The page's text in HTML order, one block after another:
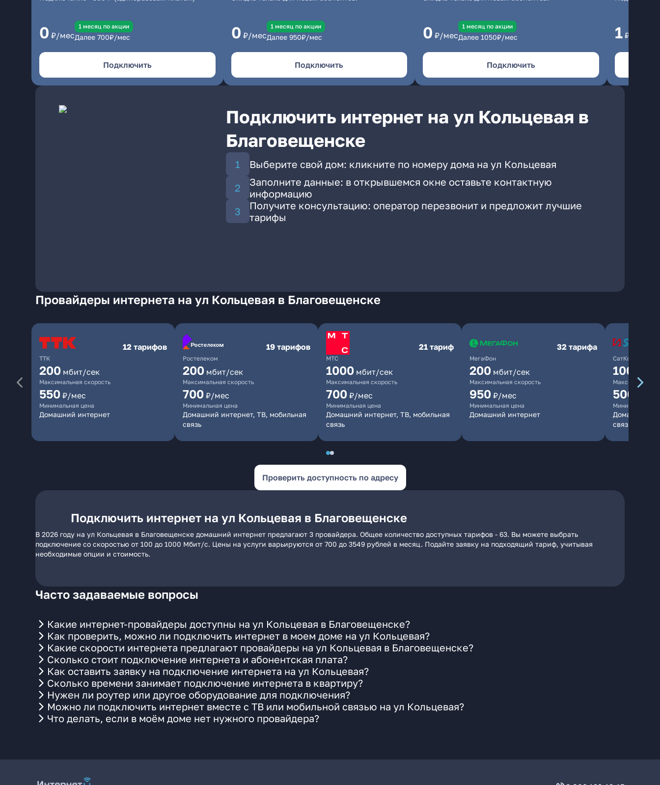
0 ₽/мес
1 месяц по акции
Далее 700₽/мес
Подключить
0 ₽/мес
1 месяц по акции
Далее 950₽/мес
Подключить
0 ₽/мес
1 месяц по акции
Далее 1050₽/мес
Подключить
1 ₽/мес
Подключить интернет на ул Кольцевая в
Благовещенске
Выберите свой дом: кликните по номеру дома на ул Кольцевая
Заполните данные: в открывшемся окне оставьте контактную
информацию
Получите консультацию: оператор перезвонит и предложит лучшие
тарифы
Провайдеры интернета на ул Кольцевая в Благовещенске
ТТК
12 тарифов
200 мбит/сек
Максимальная скорость
550 ₽/мес
Минимальная цена
Домашний интернет
Ростелеком
19 тарифов
200 мбит/сек
Максимальная скорость
700 ₽/мес
Минимальная цена
Домашний интернет, ТВ, мобильная
связь
МТС
21 тариф
1000 мбит/сек
Максимальная скорость
700 ₽/мес
Минимальная цена
Домашний интернет, ТВ, мобильная
связь
МегаФон
32 тарифа
200 мбит/сек
Максимальная скорость
950 ₽/мес
Минимальная цена
Домашний интернет
СатКом
100
Максимальная
500
Минимальная
Домашний
связь
Проверить доступность по адресу
Подключить интернет на ул Кольцевая в Благовещенске
В 2026 году на ул Кольцевая в Благовещенске домашний интернет предлагают 3 провайдера. Общее количество доступных тарифов - 63. Вы можете выбрать
подключение со скоростью от 100 до 1000 Мбит/с. Цены на услуги варьируются от 700 до 3549 рублей в месяц. Подайте заявку на подходящий тариф, учитывая
необходимые опции и стоимость.
Часто задаваемые вопросы
Какие интернет-провайдеры доступны на ул Кольцевая в Благовещенске?
Как проверить, можно ли подключить интернет в моем доме на ул Кольцевая?
Какие скорости интернета предлагают провайдеры на ул Кольцевая в Благовещенске?
Сколько стоит подключение интернета и абонентская плата?
Как оставить заявку на подключение интернета на ул Кольцевая?
Сколько времени занимает подключение интернета в квартиру?
Нужен ли роутер или другое оборудование для подключения?
Можно ли подключить интернет вместе с ТВ или мобильной связью на ул Кольцевая?
Что делать, если в моём доме нет нужного провайдера?